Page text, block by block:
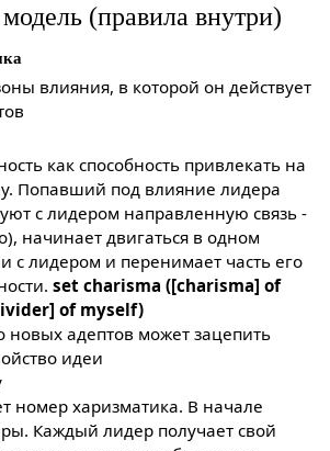
(правила внутри)
влияния, в которой он действует
как способность привлекать на
Попавший под влияние лидера
с лидером направленную связь -
начинает двигаться в одном
с лидером и перенимает часть его
set charisma ([charisma] of
of myself)
новых адептов может зацепить
идеи
номер харизматика. В начале
Каждый лидер получает свой